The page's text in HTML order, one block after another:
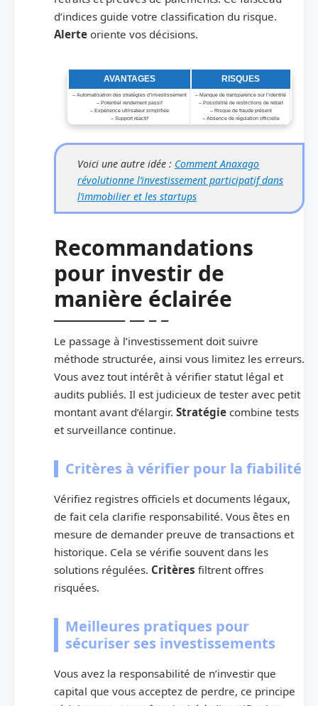
d’indices guide votre classification du risque.
Alerte oriente vos décisions.
AVANTAGES RISQUES
– Automatisation des stratégies d’investissement
– Potentiel rendement passif
– Expérience utilisateur simplifiée
– Support réactif
– Manque de transparence sur l’identité
– Possibilité de restrictions de retrait
– Risque de fraude présent
– Absence de régulation officielle
Voici une autre idée : Comment Anaxago
révolutionne l’investissement participatif dans
l’immobilier et les startups
Recommandations
pour investir de
manière éclairée
Le passage à l’investissement doit suivre
méthode structurée, ainsi vous limitez les erreurs.
Vous avez tout intérêt à vérifier statut légal et
audits publiés. Il est judicieux de tester avec petit
montant avant d’élargir. Stratégie combine tests
et surveillance continue.
Critères à vérifier pour la fiabilité
Vérifiez registres officiels et documents légaux,
de fait cela clarifie responsabilité. Vous êtes en
mesure de demander preuve de transactions et
historique. Cela se vérifie souvent dans les
solutions régulées. Critères filtrent offres
risquées.
Meilleures pratiques pour
sécuriser ses investissements
Vous avez la responsabilité de n’investir que
capital que vous acceptez de perdre, ce principe